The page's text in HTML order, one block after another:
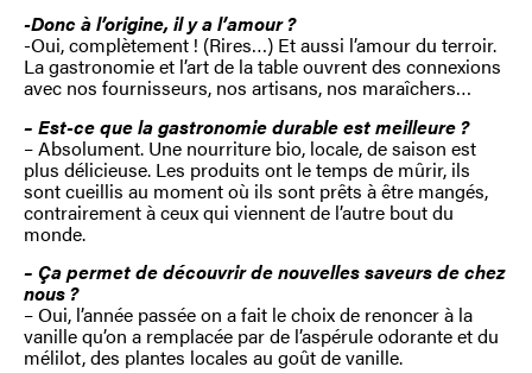
-Donc à l’origine, il y a l’amour ?
-Oui, complètement ! (Rires…) Et aussi l’amour du terroir.
La gastronomie et l’art de la table ouvrent des connexions
avec nos fournisseurs, nos artisans, nos maraîchers…
– Est-ce que la gastronomie durable est meilleure ?
– Absolument. Une nourriture bio, locale, de saison est
plus délicieuse. Les produits ont le temps de mûrir, ils
sont cueillis au moment où ils sont prêts à être mangés,
contrairement à ceux qui viennent de l’autre bout du
monde.
– Ça permet de découvrir de nouvelles saveurs de chez
nous ?
– Oui, l’année passée on a fait le choix de renoncer à la
vanille qu’on a remplacée par de l’aspérule odorante et du
mélilot, des plantes locales au goût de vanille.